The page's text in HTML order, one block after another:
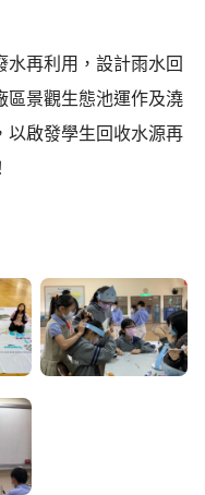
水再利用，設計雨水回
區景觀生態池運作及澆
以啟發學生回收水源再